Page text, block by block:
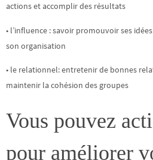
actions et accomplir des résultats
• l’influence : savoir promouvoir ses
son organisation
• le relationnel: entretenir de bonnes
maintenir la cohésion des groupes
Vous pouvez
pour améliorer